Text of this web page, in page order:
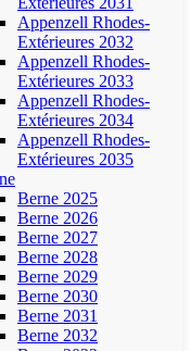
Appenzell Rhodes-
Extérieures 2032
Appenzell Rhodes-
Extérieures 2033
Appenzell Rhodes-
Extérieures 2034
Appenzell Rhodes-
Extérieures 2035
Berne 2025
Berne 2026
Berne 2027
Berne 2028
Berne 2029
Berne 2030
Berne 2031
Berne 2032